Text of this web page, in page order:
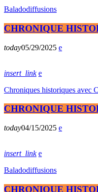
Baladodiffusions
CHRONIQUE
today05/29/2025
insert_link
Chroniques historiques avec
CHRONIQUE
today04/15/2025
insert_link
Baladodiffusions
CHRONIQUE